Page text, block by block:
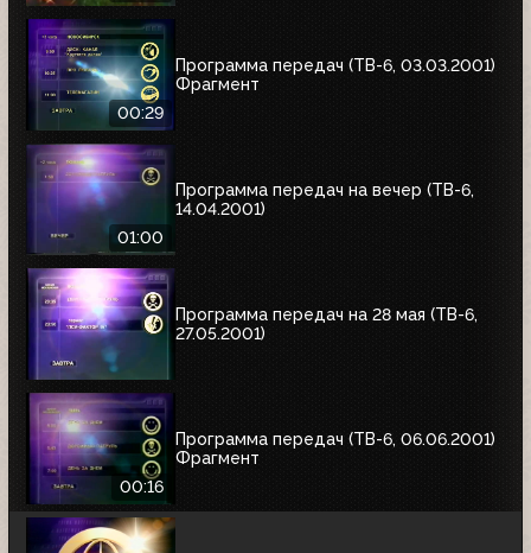
00:29
Программа передач (ТВ-6, 03.03.2001)
Фрагмент
01:00
Программа передач на вечер (ТВ-6,
14.04.2001)
Программа передач на 28 мая (ТВ-6,
27.05.2001)
00:16
Программа передач (ТВ-6, 06.06.2001)
Фрагмент